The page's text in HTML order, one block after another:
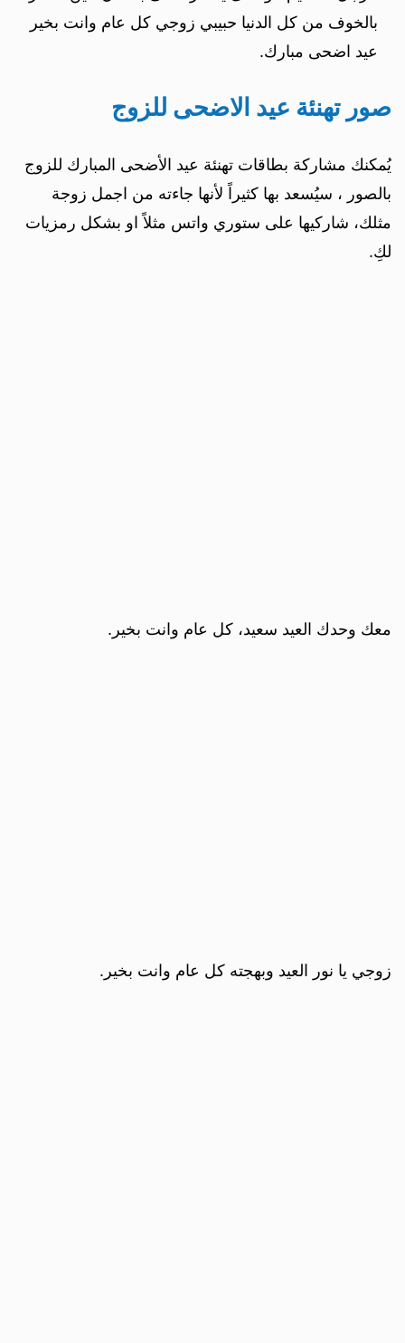
بالخوف من كل الدنيا حبيبي زوجي كل عام وانت بخير
عيد اضحى مبارك.
صور تهنئة عيد الاضحى للزوج
يُمكنك مشاركة بطاقات تهنئة عيد الأضحى المبارك للزوج
بالصور ، سيُسعد بها كثيراً لأنها جاءته من اجمل زوجة
مثلك، شاركيها على ستوري واتس مثلاً او بشكل رمزيات
لكِ.
معك وحدك العيد سعيد، كل عام وانت بخير.
زوجي يا نور العيد وبهجته كل عام وانت بخير.